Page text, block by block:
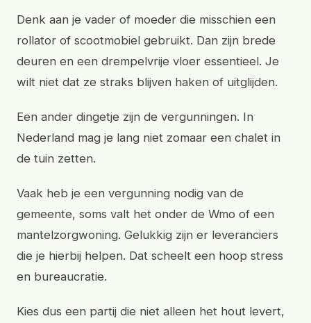
Denk aan je vader of moeder die misschien een
rollator of scootmobiel gebruikt. Dan zijn brede
deuren en een drempelvrije vloer essentieel. Je
wilt niet dat ze straks blijven haken of uitglijden.
Een ander dingetje zijn de vergunningen. In
Nederland mag je lang niet zomaar een chalet in
de tuin zetten.
Vaak heb je een vergunning nodig van de
gemeente, soms valt het onder de Wmo of een
mantelzorgwoning. Gelukkig zijn er leveranciers
die je hierbij helpen. Dat scheelt een hoop stress
en bureaucratie.
Kies dus een partij die niet alleen het hout levert,